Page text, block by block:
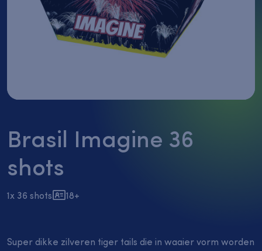
vuurwerk
Reveal
Nieuw
Brasil Imagine 36
shots
1x 36 shots 18+
Super dikke zilveren tiger tails die in waaier vorm worden